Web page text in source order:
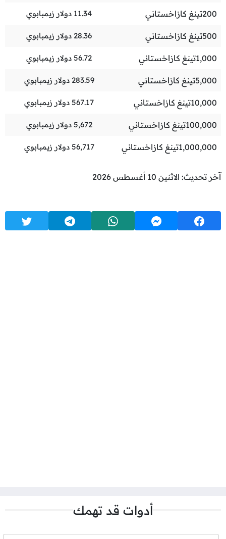
200تينغ كازاخستاني 11.34 دولار زيمبابوي
500تينغ كازاخستاني 28.36 دولار زيمبابوي
1,000تينغ كازاخستاني 56.72 دولار زيمبابوي
5,000تينغ كازاخستاني 283.59 دولار زيمبابوي
10,000تينغ كازاخستاني 567.17 دولار زيمبابوي
100,000تينغ كازاخستاني 5,672 دولار زيمبابوي
1,000,000تينغ كازاخستاني 56,717 دولار زيمبابوي
آخر تحديث: الاثنين 10 أغسطس 2026
أدوات قد تهمك